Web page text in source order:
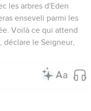
les arbres d'Eden
enseveli parmi les
Voilà ce qui attend
le Seigneur,